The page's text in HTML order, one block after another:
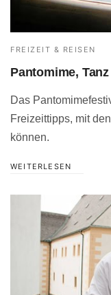
FREIZEIT & REISEN
Pantomime,
Das
Freizeittipps, mit
können.
WEITERLESEN